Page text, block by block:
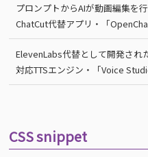
プロンプトからAIが動画編集を
ChatCut代替アプリ・「
ElevenLabs代替として開発され
対応TTSエンジン・「Voice
CSS snippet